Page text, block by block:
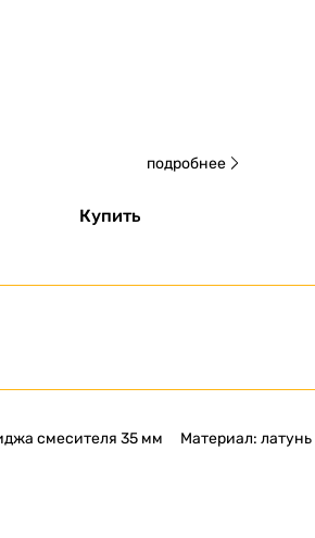
подробнее
Купить
смесителя 35 мм Материал: латунь